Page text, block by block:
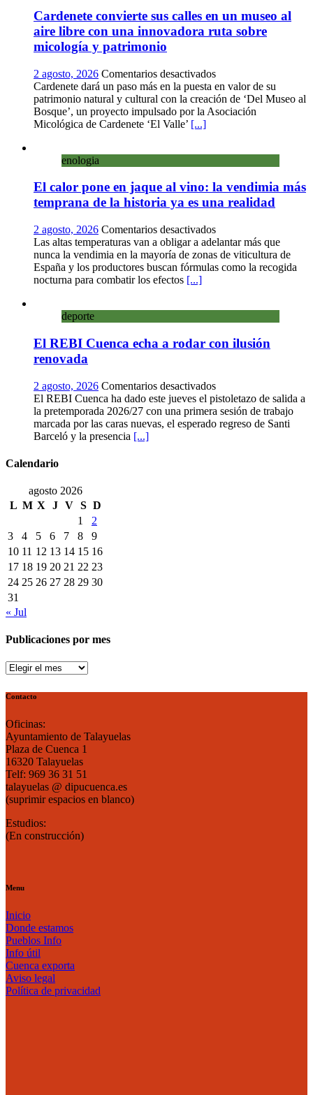
Cardenete convierte sus calles en un museo al
aire libre con una innovadora ruta sobre
micología y patrimonio
2 agosto, 2026 Comentarios desactivadosen
Cardenete
convierte
sus
aire
libre
con
innovadora
ruta
sobre
micología
Cardenete dará un paso más en la puesta en valor de su
patrimonio natural y cultural con la creación de ‘Del Museo al
Bosque’, un proyecto impulsado por la Asociación
Micológica de Cardenete ‘El Valle’ [...]
enologia
El calor pone en jaque al vino: la vendimia más
temprana de la historia ya es una realidad
2 agosto, 2026 Comentarios desactivadosen
El
calor
pone
vendimia
la
historia
ya
es
Las altas temperaturas van a obligar a adelantar más que
nunca la vendimia en la mayoría de zonas de viticultura de
España y los productores buscan fórmulas como la recogida
nocturna para combatir los efectos [...]
deporte
El REBI Cuenca echa a rodar con ilusión
renovada
2 agosto, 2026 Comentarios desactivadosen
El
REBI
Cuenca
El REBI Cuenca ha dado este jueves el pistoletazo de salida a
la pretemporada 2026/27 con una primera sesión de trabajo
marcada por las caras nuevas, el esperado regreso de Santi
Barceló y la presencia [...]
Calendario
agosto 2026
L M X J V S D
1
2
3
4 5 6 7 8
9
10 11 12 13 14 15 16
17 18 19 20 21 22 23
24 25 26 27 28 29 30
31
« Jul
Publicaciones por mes
Publicaciones
mes
Contacto
Oficinas:
Ayuntamiento de Talayuelas
Plaza de Cuenca 1
16320 Talayuelas
Telf: 969 36 31 51
talayuelas @ dipucuenca.es
(suprimir espacios en blanco)
Estudios:
(En construcción)
Menu
Inicio
Donde estamos
Pueblos Info
Info útil
Cuenca exporta
Aviso legal
Política de privacidad